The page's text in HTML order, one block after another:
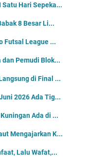
Satu Hari Sepeka...
8 Besar Li...
Futsal League ...
Pemudi Blok...
di Final ...
2026 Ada Tig...
Ada di ...
Mengajarkan K...
Lalu Wafat,...